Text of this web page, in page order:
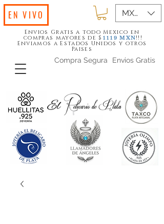
Envios Gratis
Compra Segura
Envios Gratis a todo Mexico en
compras mayores de $ 1119 MXN!!!
Enviamos a Estados Unidos y otros
Paises
MXN ($)
EN VIVO